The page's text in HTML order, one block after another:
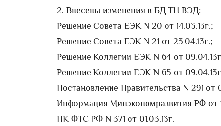
2. Внесены изменения в БД ТН ВЭД:
Решение Совета ЕЭК N 20 от 14.03.13г.;
Решение Совета ЕЭК N 21 от 23.04.13г.;
Решение Коллегии ЕЭК N 64 от
Решение Коллегии ЕЭК N 65 от
Постановление Правительства N 291 от
Информация Минэкономразвития РФ от
ПК ФТС РФ N 371 от 01.03.13г.